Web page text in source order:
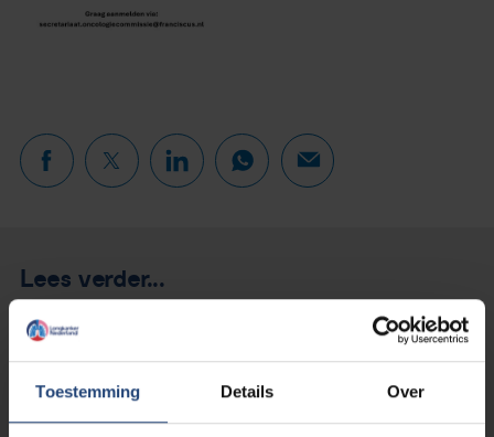
Toestemming Details Over
Lees verder...